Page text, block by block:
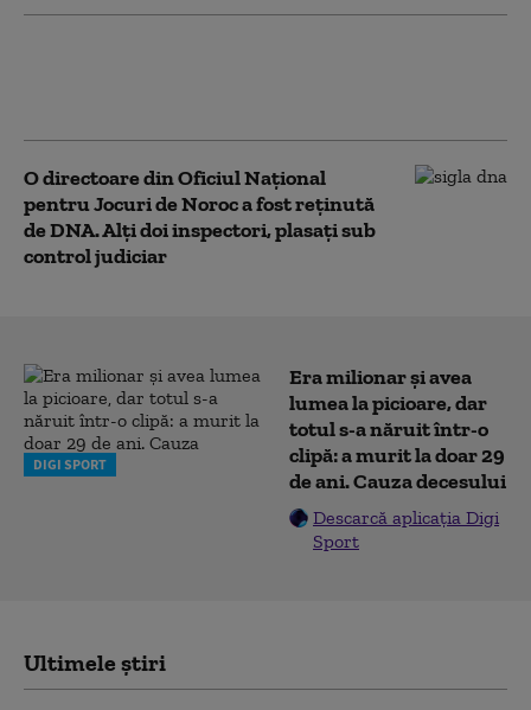
O directoare din Oficiul Național
pentru Jocuri de Noroc a fost reținută
de DNA. Alți doi inspectori, plasați sub
control judiciar
DIGI SPORT
Era milionar și avea
lumea la picioare, dar
totul s-a năruit într-o
clipă: a murit la doar 29
de ani. Cauza decesului
Descarcă aplicația Digi
Sport
Ultimele știri